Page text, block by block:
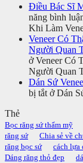
Điều Bác Sĩ
năng bình
Khi Làm
Veneer Có
Người Quan
ở Veneer Có
Người Quan
Dán Sứ
bị tắtở Dán
Thẻ
Bọc răng sứ thẩm mỹ
răng sứ
Chia sẻ về
răng bọc sứ
cách lựa
Dáng răng thỏ đẹp